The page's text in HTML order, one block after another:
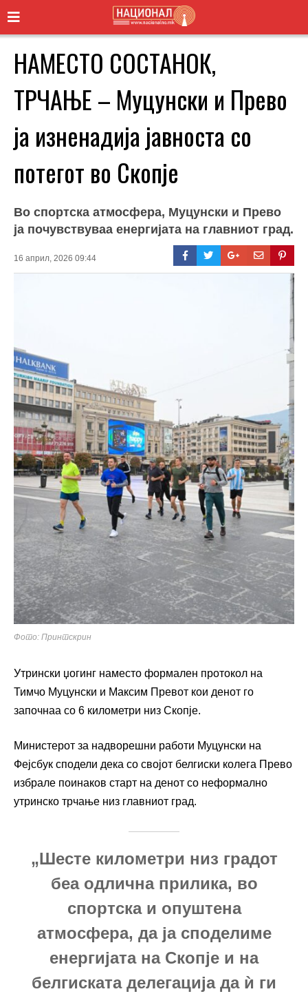
НАМЕСТО СОСТАНОК,
ТРЧАЊЕ – Муцунски и Прево
ја изненадија јавноста со
потегот во Скопје
Во спортска атмосфера, Муцунски и Прево
ја почувствуваа енергијата на главниот град.
16 април, 2026 09:44
Фото: Принтскрин
Утрински џогинг наместо формален протокол на
Тимчо Муцунски и Максим Превот кои денот го
започнаа со 6 километри низ Скопје.
Министерот за надворешни работи Муцунски на
Фејсбук сподели дека со својот белгиски колега Прево
избрале поинаков старт на денот со неформално
утринско трчање низ главниот град.
„Шесте километри низ градот
беа одлична прилика, во
спортска и опуштена
атмосфера, да ја споделиме
енергијата на Скопје и на
белгиската делегација да ѝ ги